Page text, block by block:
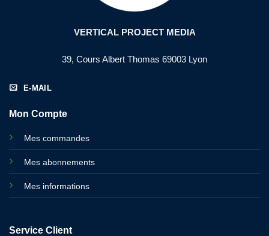
VERTICAL PROJECT MEDIA
39, Cours Albert Thomas 69003 Lyon
E-MAIL
Mon Compte
Mes commandes
Mes abonnements
Mes informations
Service Client